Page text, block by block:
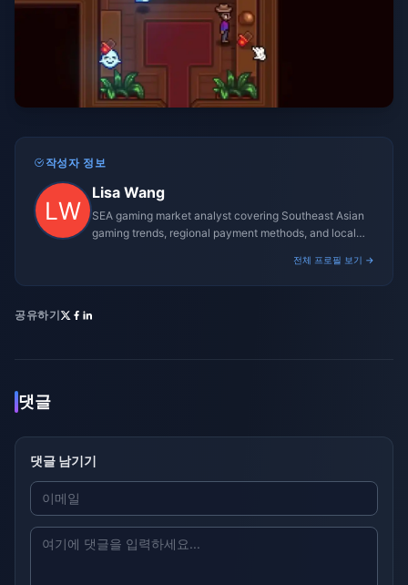
작성자 정보
Lisa Wang
SEA gaming market analyst covering Southeast Asian
gaming trends, regional payment methods, and local
전체 프로필 보기 →
공유하기
댓글
댓글 남기기